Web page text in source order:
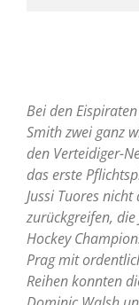
Bei den
Smith zwei ganz
den Verteidiger-
das erste
Jussi Tuores
zurückgreifen,
Hockey
Prag mit
Reihen konnten